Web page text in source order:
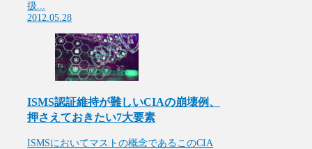
扱...
2012.05.28
ISMS認証維持が難しいCIAの崩壊例、
押さえておきたい7大要素
ISMSにおいてマストの概念であるこのCIA